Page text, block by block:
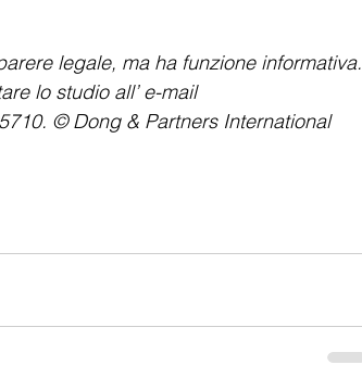
legale, ma ha funzione informativa.
lo studio all’ e-mail
© Dong & Partners International